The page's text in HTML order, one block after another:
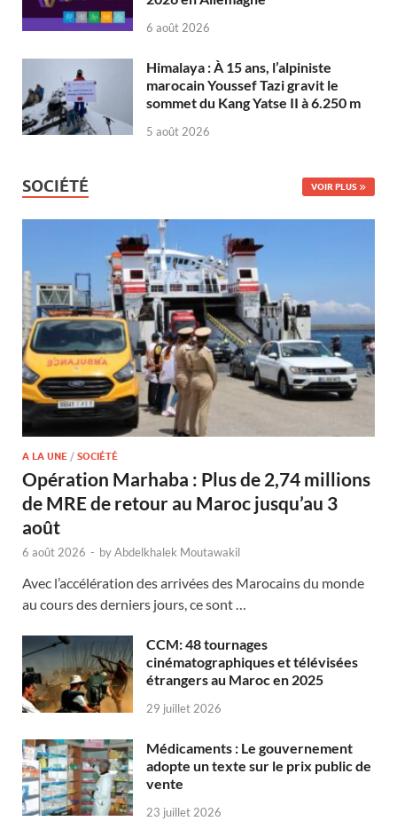
6 août 2026
Himalaya : À 15 ans, l’alpiniste
marocain Youssef Tazi gravit le
sommet du Kang Yatse II à 6.250 m
5 août 2026
SOCIÉTÉ VOIR PLUS
A LA UNE / SOCIÉTÉ
Opération Marhaba : Plus de 2,74 millions
de MRE de retour au Maroc jusqu’au 3
août
6 août 2026 - byAbdelkhalek Moutawakil
Avec l’accélération des arrivées des Marocains du monde
au cours des derniers jours, ce sont …
CCM: 48 tournages
cinématographiques et télévisées
étrangers au Maroc en 2025
29 juillet 2026
Médicaments : Le gouvernement
adopte un texte sur le prix public de
vente
23 juillet 2026